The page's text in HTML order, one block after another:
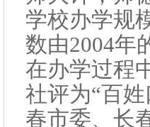
学校办学规
数由2004年
在办学过程
社评为“百
春市委、长